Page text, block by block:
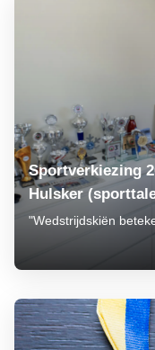
Sportverkiezing
Hulsker
"Wedstrijdskiën